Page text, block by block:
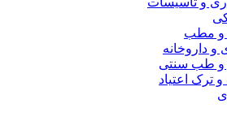
و مطب
و داروخانه
و طب سنتی
و ترک اعتیاد